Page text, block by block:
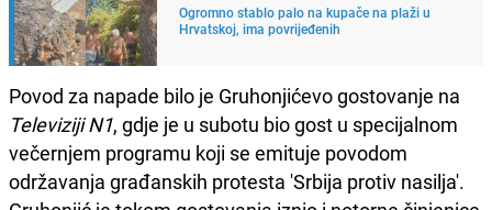
Ogromno stablo palo na kupače na plaži u
Hrvatskoj, ima povrijeđenih
Povod za napade bilo je Gruhonjićevo gostovanje na
Televiziji N1, gdje je u subotu bio gost u specijalnom
večernjem programu koji se emituje povodom
održavanja građanskih protesta 'Srbija protiv nasilja'.